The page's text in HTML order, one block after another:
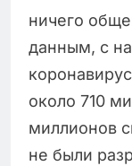
ничего
данным, с
около 710
миллионов
не были